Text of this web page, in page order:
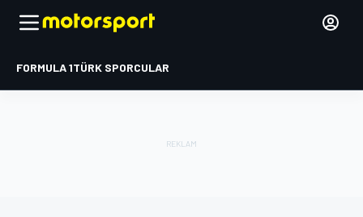
FORMULA 1TÜRK SPORCULAR